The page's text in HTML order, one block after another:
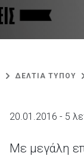
ΔΕΛΤΙΑ ΤΥΠΟΥ
20.01.2016 - 5
Με μεγάλη